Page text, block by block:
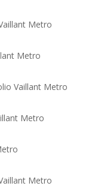
Metro
Metro
Vaillant Metro
Metro
Metro